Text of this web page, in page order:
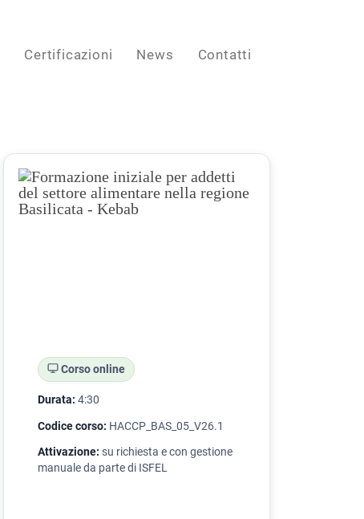
Certificazioni News Contatti
Corso online
Durata: 4:30
Codice corso: HACCP_BAS_05_V26.1
Attivazione: su richiesta e con gestione
manuale da parte di ISFEL